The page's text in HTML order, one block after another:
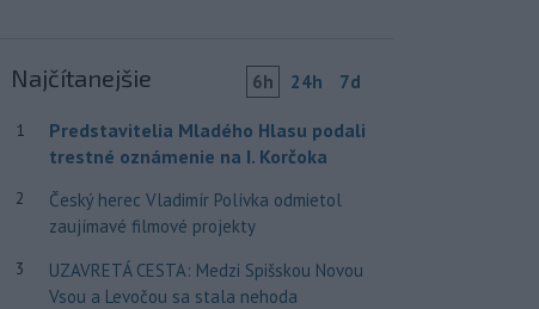
Najčítanejšie 6h 24h 7d
1
Predstavitelia Mladého Hlasu podali
trestné oznámenie na I. Korčoka
2
Český herec Vladimír Polívka odmietol
zaujímavé filmové projekty
3
UZAVRETÁ CESTA: Medzi Spišskou Novou
Vsou a Levočou sa stala nehoda